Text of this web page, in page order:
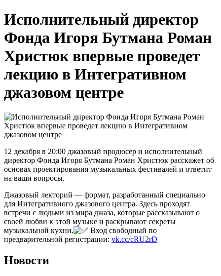
Исполнительный директор
Фонда Игоря Бутмана Роман
Христюк впервые проведет
лекцию в Интегративном
джазовом центре
12 декабря в 20:00 джазовый продюсер и исполнительный
директор Фонда Игоря Бутмана Роман Христюк расскажет об
основах проектирования музыкальных фестивалей и ответит
на ваши вопросы.
Джазовый лекторий — формат, разработанный специально
для Интегративного джазового центра. Здесь проходят
встречи с людьми из мира джаза, которые рассказывают о
своей любви к этой музыке и раскрывают секреты
музыкальной кухни.
Вход свободный по
предварительной регистрации: vk.cc/cRU2rD
Новости